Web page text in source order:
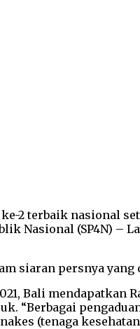
terbaik nasional
Nasional (SP4N) –
siaran persnya yang
Bali mendapatkan
“Berbagai
(tenaga